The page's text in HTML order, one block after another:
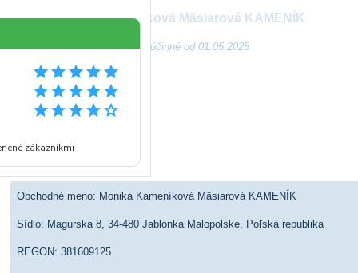
zákazníkmi
Monika Kameníková Mäsiarová KAMENÍK
Platné a účinné od 01.05.2025
1.1 Predávajúci
Obchodné meno: Monika Kameníková Mäsiarová KAMENÍK
Sídlo: Magurska 8, 34-480 Jablonka Malopolske, Poľská republika
REGON: 381609125